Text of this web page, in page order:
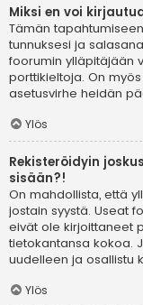
Miksi en voi
Tämän
tunnuksesi ja
foorumin ylläpitäjään
porttikieltoja. On
asetusvirhe heidän
Ylös
Rekisteröidyin
sisään?!
On mahdollista, että
jostain syystä. Useat
eivät ole kirjoittaneet
tietokantansa kokoa.
uudelleen ja osallistu
Ylös